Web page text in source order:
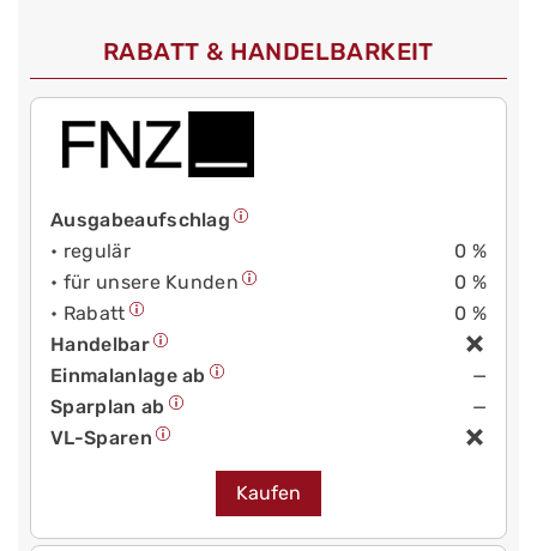
RABATT & HANDELBARKEIT
Ausgabeaufschlag
• regulär
0 %
• für unsere Kunden
0 %
• Rabatt
0 %
Handelbar
Einmalanlage ab
—
Sparplan ab
—
VL-Sparen
Kaufen